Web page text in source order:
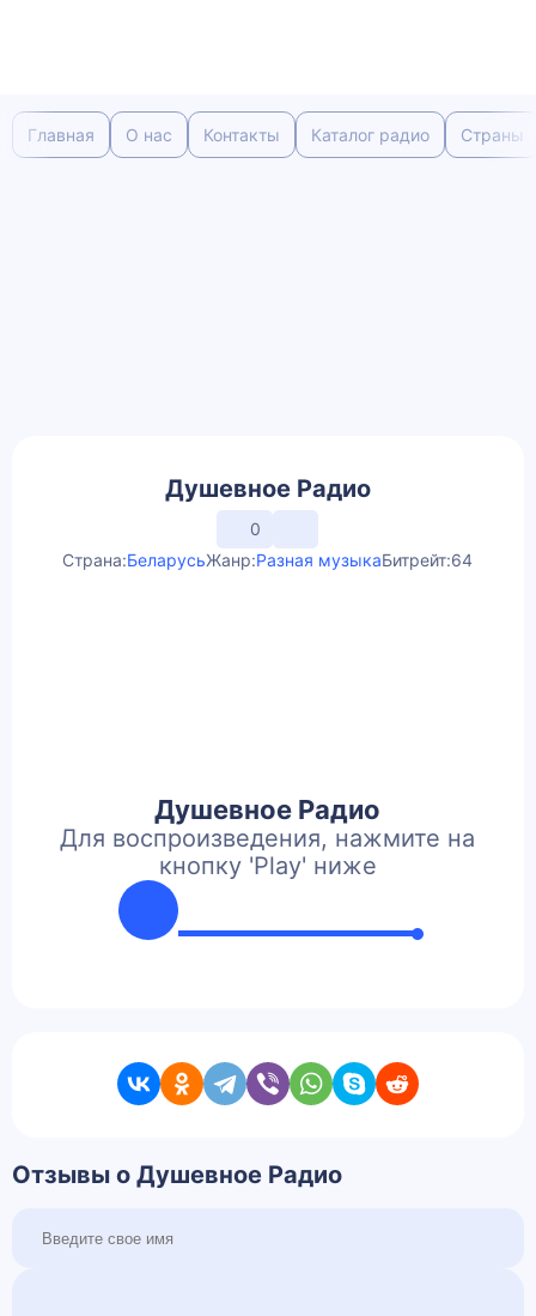
Главная О нас Контакты Каталог радио Страны
Душевное Радио
0
Страна:БеларусьЖанр:Разная музыкаБитрейт:64
Душевное Радио
Для воспроизведения, нажмите на
кнопку 'Play' ниже
Отзывы о Душевное Радио